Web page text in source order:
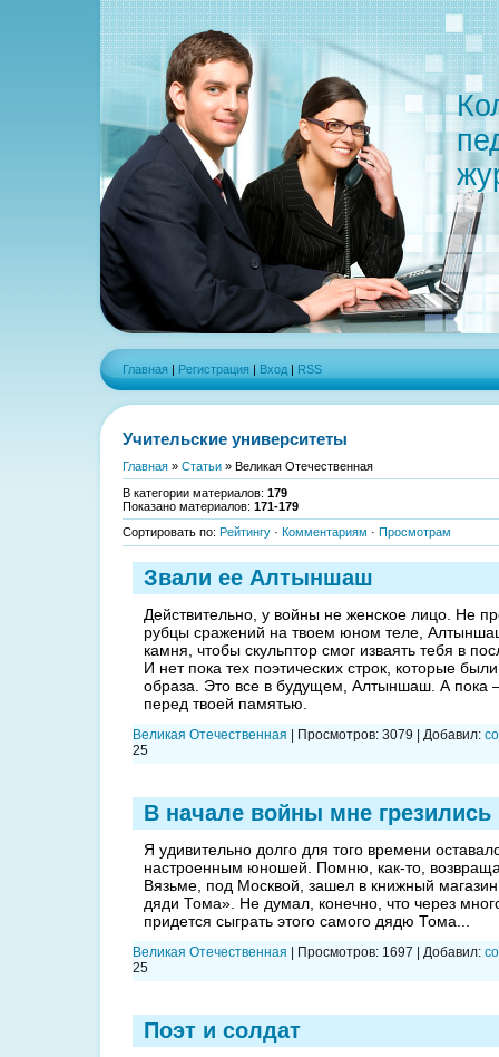
Главная | Регистрация | Вход | RSS
Учительские университеты
Главная » Статьи » Великая Отечественная
В категории материалов: 179
Показано материалов: 171-179
Сортировать по: Рейтингу · Комментариям · Просмотрам
Звали ее Алтыншаш
Действительно, у войны не женское лицо. Не
рубцы сражений на твоем юном теле,
камня, что­бы скульптор смог изваять те­бя в
И нет пока тех поэтических строк, которые
образа. Это все в будущем, Алтыншаш. А пока
перед твоей памятью.
Великая Отечественная Просмотров: 3079 Добавил:
25
В начале войны мне
Я удивительно долго для того времени
настроенным юношей. Помню, как-то,
Вязьме, под Москвой, зашел в книжный
дяди Тома». Не думал, конечно, что через
придется сыграть этого самого дядю Тома...
Великая Отечественная Просмотров: 1697 Добавил:
25
Поэт и солдат